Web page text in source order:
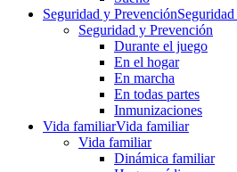
Seguridad y Prevención
Seguridad y Prevención
Durante el juego
En el hogar
En marcha
En todas partes
Inmunizaciones
Vida familiarVida familiar
Vida familiar
Dinámica familiar